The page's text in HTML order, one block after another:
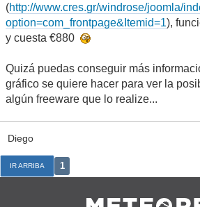
(http://www.cres.gr/windrose/joomla/
option=com_frontpage&Itemid=1),
y cuesta €880
Quizá puedas conseguir más
gráfico se quiere hacer para ver la
algún freeware que lo realize...
Diego
IR ARRIBA 1